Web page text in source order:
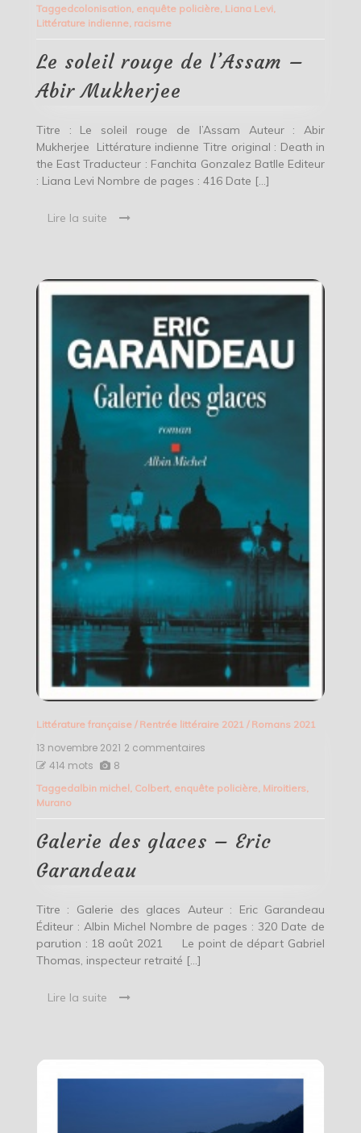
rouge
–
Abir
Taggedcolonisation, enquête policière, Liana Levi,
Littérature indienne, racisme
Le soleil rouge de l’Assam –
Abir Mukherjee
Titre : Le soleil rouge de l’Assam Auteur : Abir
Mukherjee Littérature indienne Titre original : Death in
the East Traducteur : Fanchita Gonzalez Batlle Editeur
: Liana Levi Nombre de pages : 416 Date […]
Lire la suite
Littérature française/ Rentrée littéraire 2021 / Romans 2021
13 novembre 2021 2 commentaires
glaces
Garandeau
414 mots 8
Taggedalbin michel Colbert, enquête policière, Miroitiers
Murano
Galerie des glaces – Eric
Garandeau
Titre : Galerie des glaces Auteur : Eric Garandeau
Éditeur : Albin Michel Nombre de pages : 320 Date de
parution : 18 août 2021 Le point de départ Gabriel
Thomas, inspecteur retraité […]
Lire la suite